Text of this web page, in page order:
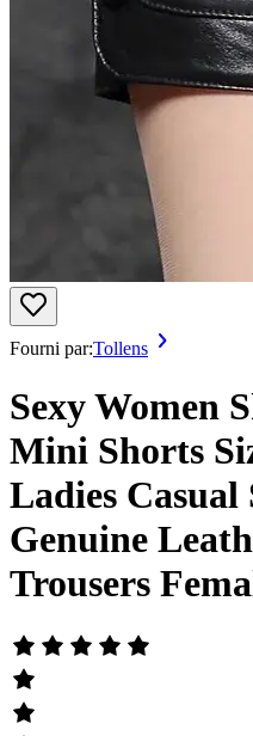
Fourni par:Tollens
Sexy Women
Mini Shorts
Ladies
Genuine
Trousers